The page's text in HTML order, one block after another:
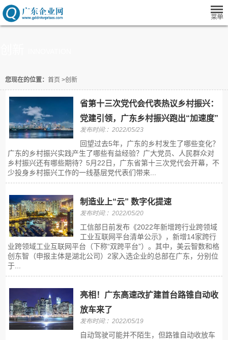
您现在的位置： 首页 >创新
省第十三次党代会代表热议乡村振兴：
党建引领，广东乡村振兴跑出“加速度”
发布时间:：2022/05/23
回望过去5年，广东的乡村发生了哪些变化？
广东的乡村振兴实践产生了哪些有益经验？广大党员、人民群众对
乡村振兴还有哪些期待？5月22日，广东省第十三次党代会开幕，不
少投身乡村振兴工作的一线基层党代表们带来...
制造业上“云” 数字化提速
发布时间:：2022/05/20
工信部日前发布《2022年新增跨行业跨领域
工业互联网平台清单公示》，新增14家跨行
业跨领域工业互联网平台（下称“双跨平台”）。其中，美云智数和格
创东智（申报主体是湖北公司）2家入选企业的总部在广东，分别位
于...
亮相！广东高速改扩建首台路锥自动收
放车来了
发布时间:：2022/05/19
自动驾驶可能并不陌生，但路锥自动收放车